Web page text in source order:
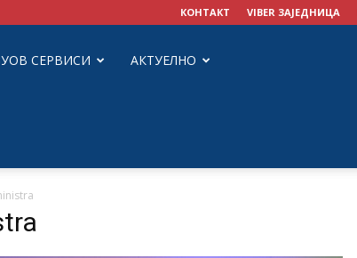
КОНТАКТ VIBER ЗАЈЕДНИЦА
СЕРВИСИ АКТУЕЛНО